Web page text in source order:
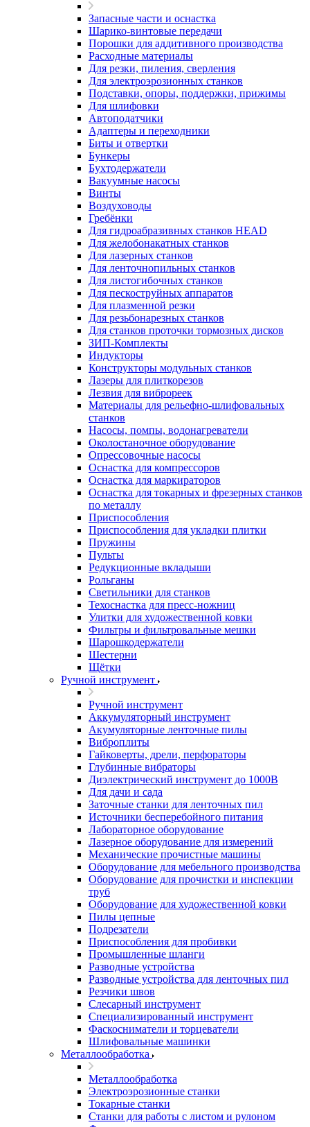
Запасные части и оснастка
Шарико-винтовые передачи
Порошки для аддитивного производства
Расходные материалы
Для резки, пиления, сверления
Для электроэрозионных станков
Подставки, опоры, поддержки, прижимы
Для шлифовки
Автоподатчики
Адаптеры и переходники
Биты и отвертки
Бункеры
Бухтодержатели
Вакуумные насосы
Винты
Воздуховоды
Гребёнки
Для гидроабразивных станков HEAD
Для желобонакатных станков
Для лазерных станков
Для ленточнопильных станков
Для листогибочных станков
Для пескоструйных аппаратов
Для плазменной резки
Для резьбонарезных станков
Для станков проточки тормозных дисков
ЗИП-Комплекты
Индукторы
Конструкторы модульных станков
Лазеры для плиткорезов
Лезвия для виброреек
Материалы для рельефно-шлифовальных
станков
Насосы, помпы, водонагреватели
Околостаночное оборудование
Опрессовочные насосы
Оснастка для компрессоров
Оснастка для маркираторов
Оснастка для токарных и фрезерных станков
по металлу
Приспособления
Приспособления для укладки плитки
Пружины
Пульты
Редукционные вкладыши
Рольганы
Светильники для станков
Техоснастка для пресс-ножниц
Улитки для художественной ковки
Фильтры и фильтровальные мешки
Шарошкодержатели
Шестерни
Щётки
Ручной инструмент
Ручной инструмент
Аккумуляторный инструмент
Акумуляторные ленточные пилы
Виброплиты
Гайковерты, дрели, перфораторы
Глубинные вибраторы
Диэлектрический инструмент до 1000В
Для дачи и сада
Заточные станки для ленточных пил
Источники бесперебойного питания
Лабораторное оборудование
Лазерное оборудование для измерений
Механические прочистные машины
Оборудование для мебельного производства
Оборудование для прочистки и инспекции
труб
Оборудование для художественной ковки
Пилы цепные
Подрезатели
Приспособления для пробивки
Промышленные шланги
Разводные устройства
Разводные устройства для ленточных пил
Резчики швов
Слесарный инструмент
Специализированный инструмент
Фаскосниматели и торцеватели
Шлифовальные машинки
Металлообработка
Металлообработка
Электроэрозионные станки
Токарные станки
Станки для работы с листом и рулоном